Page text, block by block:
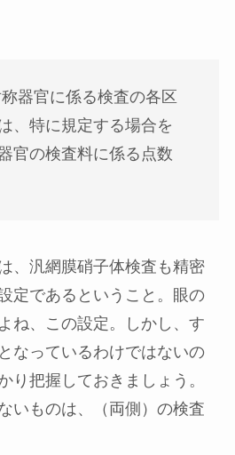
器官に係る検査の各区
、特に規定する場合を
官の検査料に係る点数
、汎網膜硝子体検査も精密
定であるということ。眼の
ね、この設定。しかし、す
なっているわけではないの
り把握しておきましょう。
いものは、（両側）の検査